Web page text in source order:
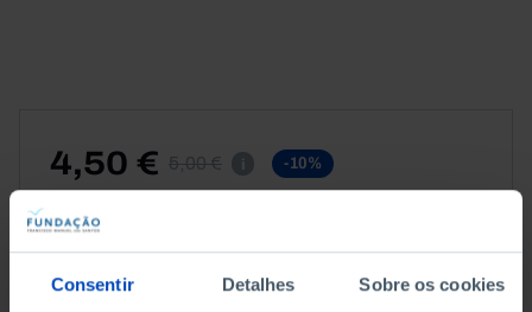
Consentir Detalhes Sobre os cookies
4,50 € 5,00 € -10%